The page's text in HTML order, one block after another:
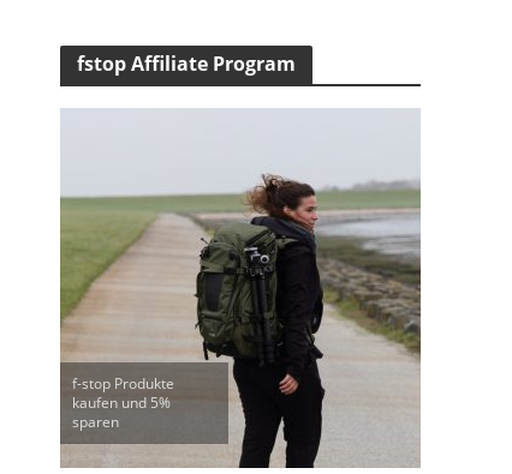
fstop Affiliate Program
f-stop Produkte
kaufen und 5%
sparen